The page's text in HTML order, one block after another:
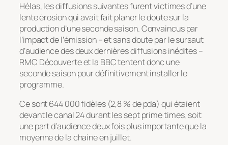
Hélas, les diffusions suivantes furent victimes d’une
lente érosion qui avait fait planer le doute sur la
production d’une seconde saison. Convaincus par
l’impact de l’émission – et sans doute par le sursaut
d’audience des deux dernières diffusions inédites –
RMC Découverte et la BBC tentent donc une
seconde saison pour définitivement installer le
programme.
Ce sont 644 000 fidèles (2,8 % de pda) qui étaient
devant le canal 24 durant les septprime times, soit
une part d’audience deux fois plus importante que la
moyenne de la chaine en juillet.